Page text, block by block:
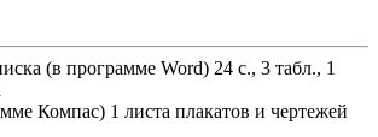
(в программе Word) 24 с., 3 табл., 1
Компас) 1 листа плакатов и чертежей